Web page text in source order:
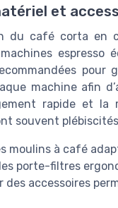
et
du café corta en
espresso
machine afin
rapide et la
souvent
moulins à café
porte-filtres
des accessoires